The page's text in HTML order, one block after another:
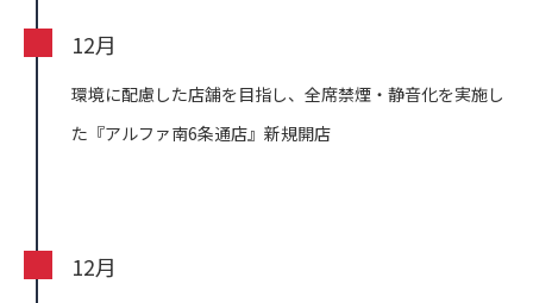
12月
環境に配慮した店舗を目指し、全席禁煙・静音化を実施し
た『アルファ南6条通店』新規開店
12月